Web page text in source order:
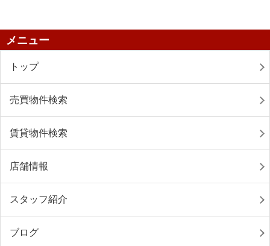
メニュー
トップ
売買物件検索
賃貸物件検索
店舗情報
スタッフ紹介
ブログ